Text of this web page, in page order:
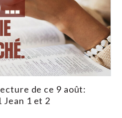
de ce 9 août:
Jean 1 et 2